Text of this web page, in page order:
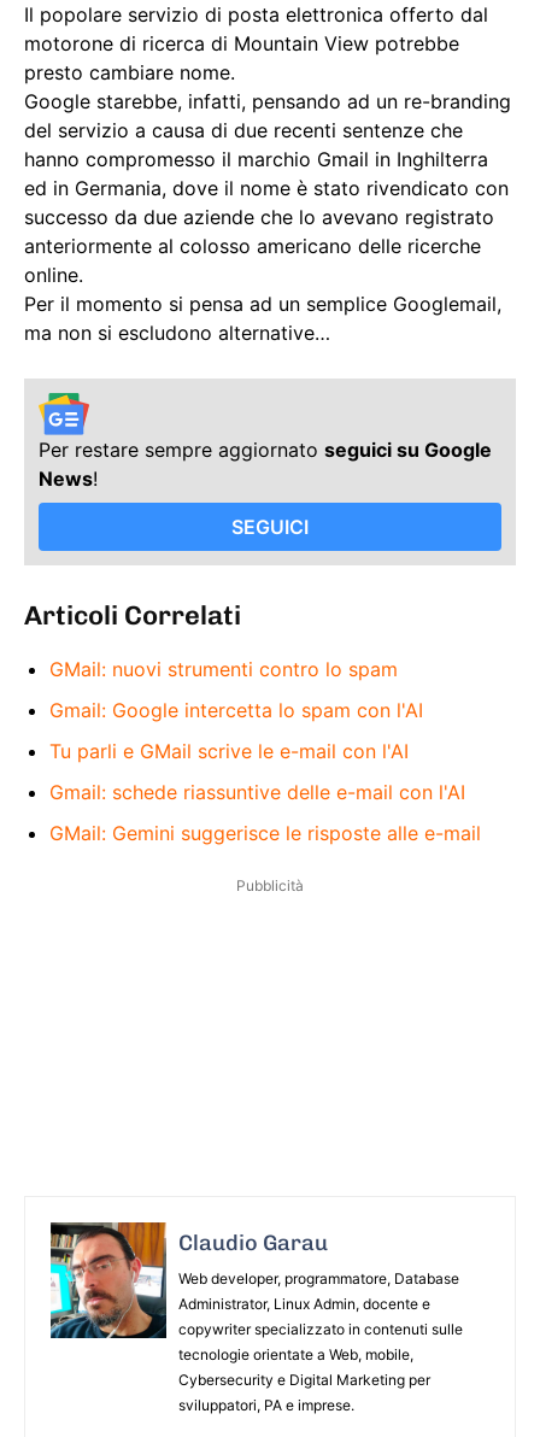
Il popolare servizio di posta elettronica offerto dal
motorone di ricerca di Mountain View potrebbe
presto cambiare nome.
Google starebbe, infatti, pensando ad un re-branding
del servizio a causa di due recenti sentenze che
hanno compromesso il marchio Gmail in Inghilterra
ed in Germania, dove il nome è stato rivendicato con
successo da due aziende che lo avevano registrato
anteriormente al colosso americano delle ricerche
online.
Per il momento si pensa ad un semplice Googlemail,
ma non si escludono alternative…
Per restare sempre aggiornato seguici su Google
News!
SEGUICI
Articoli Correlati
GMail: nuovi strumenti contro lo spam
Gmail: Google intercetta lo spam con l'AI
Tu parli e GMail scrive le e-mail con l'AI
Gmail: schede riassuntive delle e-mail con l'AI
GMail: Gemini suggerisce le risposte alle e-mail
Pubblicità
Claudio Garau
Web developer, programmatore, Database
Administrator, Linux Admin, docente e
copywriter specializzato in contenuti sulle
tecnologie orientate a Web, mobile,
Cybersecurity e Digital Marketing per
sviluppatori, PA e imprese.